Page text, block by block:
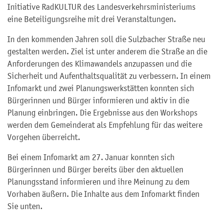
Initiative RadKULTUR des Landesverkehrsministeriums
eine Beteiligungsreihe mit drei Veranstaltungen.
In den kommenden Jahren soll die Sulzbacher Straße neu
gestalten werden. Ziel ist unter anderem die Straße an die
Anforderungen des Klimawandels anzupassen und die
Sicherheit und Aufenthaltsqualität zu verbessern. In einem
Infomarkt und zwei Planungswerkstätten konnten sich
Bürgerinnen und Bürger informieren und aktiv in die
Planung einbringen. Die Ergebnisse aus den Workshops
werden dem Gemeinderat als Empfehlung für das weitere
Vorgehen überreicht.
Bei einem Infomarkt am 27. Januar konnten sich
Bürgerinnen und Bürger bereits über den aktuellen
Planungsstand informieren und ihre Meinung zu dem
Vorhaben äußern. Die Inhalte aus dem Infomarkt finden
Sie unten.